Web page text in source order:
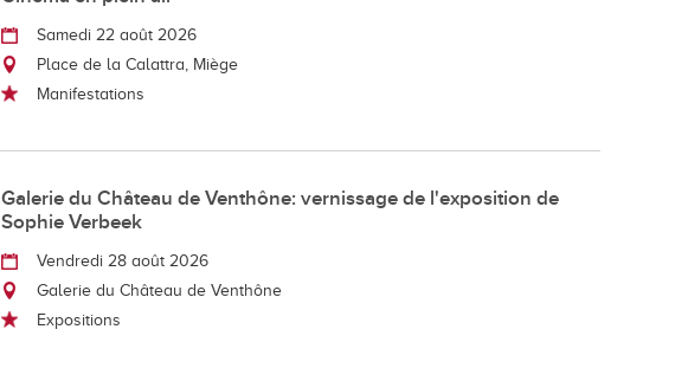
Samedi 22 août 2026
Place de la Calattra, Miège
Manifestations
Galerie du Château de Venthône: vernissage de l'exposition de
Sophie Verbeek
Vendredi 28 août 2026
Galerie du Château de Venthône
Expositions